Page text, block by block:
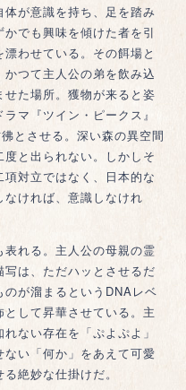
が意識を持ち、足を踏み
でも興味を傾けた者を引
わせている。その餌場と
つて主人公の弟を飲み込
た場所。獲物が来ると姿
マ『ツイン・ピークス』
とさせる。深い森の異空間
と出られない。しかしそ
対立ではなく、日本的な
ければ、意識しなけれ
れる。主人公の母親の霊
は、ただハッとさせるだ
が溜まるというDNAレベ
して昇華させている。主
ない存在を「ぷよぷよ」
い「何か」をあえて可愛
絶妙な仕掛けだ。